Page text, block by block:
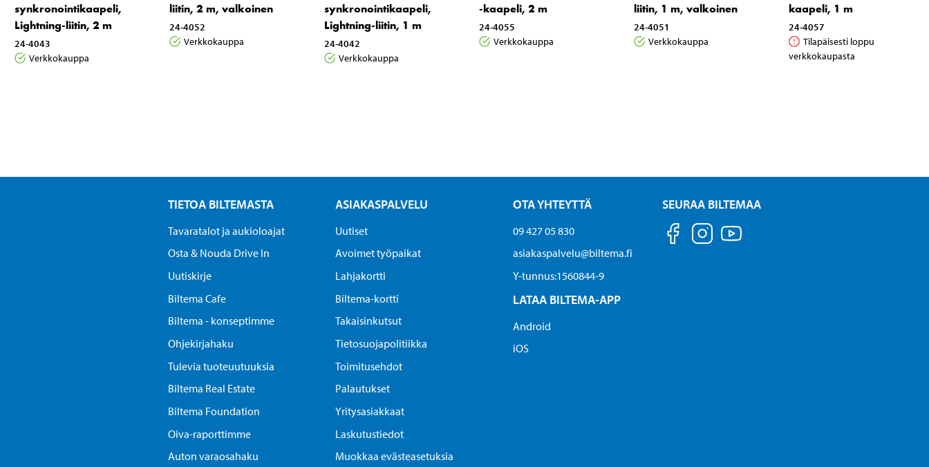
synkronointikaapeli,
Lightning-liitin, 2 m
24-4043
Verkkokauppa
liitin, 2 m, valkoinen
24-4052
Verkkokauppa
synkronointikaapeli,
Lightning-liitin, 1 m
24-4042
Verkkokauppa
‑kaapeli, 2 m
24-4055
Verkkokauppa
liitin, 1 m, valkoinen
24-4051
Verkkokauppa
kaapeli, 1 m
24-4057
Tilapäisesti loppu
verkkokaupasta
TIETOA BILTEMASTA
Tavaratalot ja aukioloajat
Osta & Nouda Drive In
Uutiskirje
Biltema Cafe
Biltema - konseptimme
Ohjekirjahaku
Tulevia tuoteuutuuksia
Biltema Real Estate
Biltema Foundation
Oiva-raporttimme
Auton varaosahaku
ASIAKASPALVELU
Uutiset
Avoimet työpaikat
Lahjakortti
Biltema-kortti
Takaisinkutsut
Tietosuojapolitiikka
Toimitusehdot
Palautukset
Yritysasiakkaat
Laskutustiedot
Muokkaa evästeasetuksia
OTA YHTEYTTÄ
09 427 05 830
asiakaspalvelu@biltema.fi
Y-tunnus:1560844-9
LATAA BILTEMA-APP
Android
iOS
SEURAA BILTEMAA